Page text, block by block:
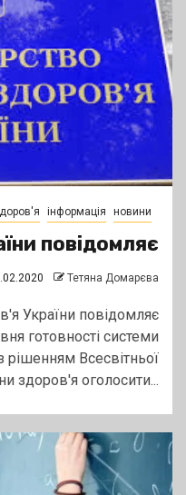
інформація новини
повідомляє
Тетяна Домарєва
України повідомляє
готовності системи
рішенням Всесвітньої
здоров'я оголосити...